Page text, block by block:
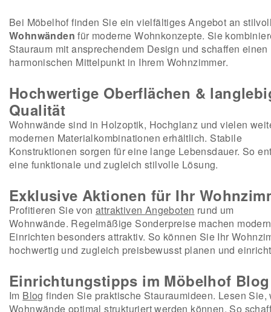
Bei Möbelhof finden Sie ein vielfältiges Angebot an
Wohnwänden für moderne Wohnkonzepte. Sie
Stauraum mit ansprechendem Design und schaffen einen
harmonischen Mittelpunkt in Ihrem Wohnzimmer.
Hochwertige Oberflächen &
Qualität
Wohnwände sind in Holzoptik, Hochglanz und vielen
modernen Materialkombinationen erhältlich. Stabile
Konstruktionen sorgen für eine lange Lebensdauer. So
eine funktionale und zugleich stilvolle Lösung.
Exklusive Aktionen für Ihr
Profitieren Sie von attraktiven Angeboten rund um
Wohnwände. Regelmäßige Sonderpreise machen
Einrichten besonders attraktiv. So können Sie Ihr
hochwertig und zugleich preisbewusst planen und
Einrichtungstipps im Möbelhof Blog
Im Blog finden Sie praktische Stauraumideen. Lesen Sie,
Wohnwände optimal strukturiert werden können. So